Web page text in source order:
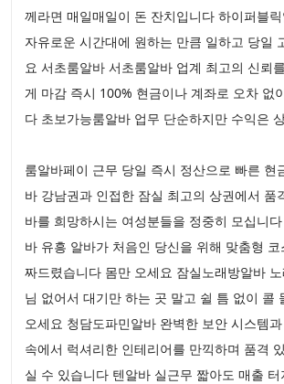
께라면 매일매일이 돈 잔치입니다 하이퍼블
자유로운 시간대에 원하는 만큼 일하고 당일
요 서초룸알바 서초룸알바 업계 최고의 신뢰
게 마감 즉시 100% 현금이나 계좌로 오차 없
다 초보가능룸알바 업무 단순하지만 수익은
룸알바페이 근무 당일 즉시 정산으로 빠른 현
바 강남권과 인접한 잠실 최고의 상권에서 품
바를 희망하시는 여성분들을 정중히 모십니
바 유흥 알바가 처음인 당신을 위해 맞춤형
짜드렸습니다 몸만 오세요 잠실노래방알바
님 없어서 대기만 하는 곳 말고 쉴 틈 없이 콜
오세요 청담도파민알바 완벽한 보안 시스템
속에서 럭셔리한 인테리어를 만끽하며 품격
실 수 있습니다 텐알바 실근무 짧아도 매출